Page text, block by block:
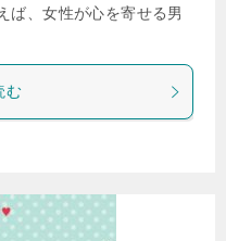
ば、女性が心を寄せる男
む